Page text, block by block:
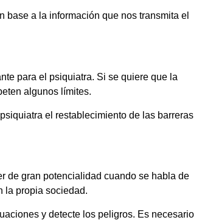
base a la información que nos transmita el
para el psiquiatra. Si se quiere que la
algunos límites.
el restablecimiento de las barreras
de gran potencialidad cuando se habla de
la propia sociedad.
y detecte los peligros. Es necesario